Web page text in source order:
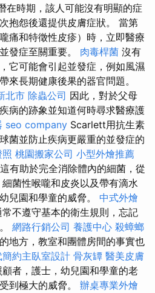
在時期，該人可能沒有明顯的症
抱怨後還提供皮膚症狀。 當第
痛和特徵性皮疹）時，立即醫療
發症至關重要。 肉毒桿菌 沒有
它可能會引起並發症，例如風濕
來長期健康後果的器官問題。
北市 除蟲公司 因此，對於父母
病的跡象並知道何時尋求醫療護
seo company Scarlett用抗生素
菌並防止疾病更嚴重的並發症的
桃園搬家公司 小型外燴推薦
有助於完全消除體內的細菌，從
菌性喉嚨和皮炎以及帶有滴水
兒園和學童的威脅。 中式外燴
不遵守基本的衛生規則，忘記
網路行銷公司 養護中心 殺蟑螂
地方，教室和團體房間的事實也
簡約主臥室設計 骨灰罈 醫美皮膚
者，護士，幼兒園和學童的老
到極大的威脅。 辦桌專業外燴